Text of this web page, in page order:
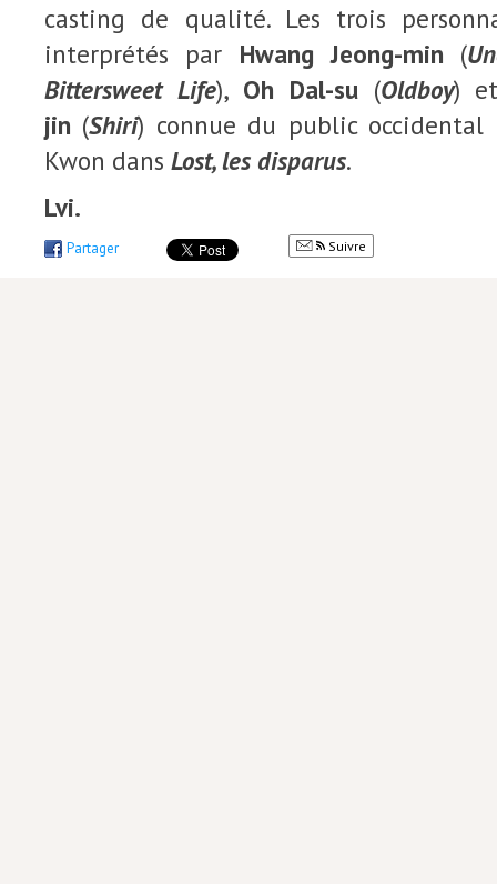
casting de qualité. Les trois
interprétés par Hwang Jeong-min (
Bittersweet Life), Oh Dal-su(Oldboy)
jin (Shiri) connue du public
Kwon dans Lost, les disparus.
Lvi.
Partager Suivre